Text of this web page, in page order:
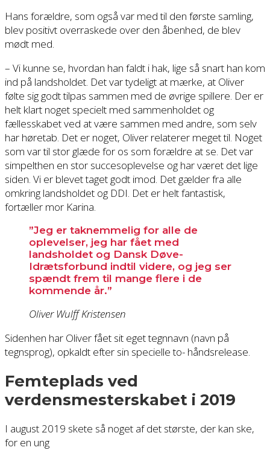
Hans forældre, som også var med til den første samling,
blev positivt overraskede over den åbenhed, de blev
mødt med.
– Vi kunne se, hvordan han faldt i hak, lige så snart han kom
ind på landsholdet. Det var tydeligt at mærke, at Oliver
følte sig godt tilpas sammen med de øvrige spillere. Der er
helt klart noget specielt med sammenholdet og
fællesskabet ved at være sammen med andre, som selv
har høretab. Det er noget, Oliver relaterer meget til. Noget
som var til stor glæde for os som forældre at se. Det var
simpelthen en stor succesoplevelse og har været det lige
siden. Vi er blevet taget godt imod. Det gælder fra alle
omkring landsholdet og DDI. Det er helt fantastisk,
fortæller mor Karina.
”Jeg er taknemmelig for alle de
oplevelser, jeg har fået med
landsholdet og Dansk Døve-
Idrætsforbund indtil videre, og jeg ser
spændt frem til mange flere i de
kommende år.”
Oliver Wulff Kristensen
Sidenhen har Oliver fået sit eget tegnnavn (navn på
tegnsprog), opkaldt efter sin specielle to- håndsrelease.
Femteplads ved
verdensmesterskabet i 2019
I august 2019 skete så noget af det største, der kan ske,
for en ung